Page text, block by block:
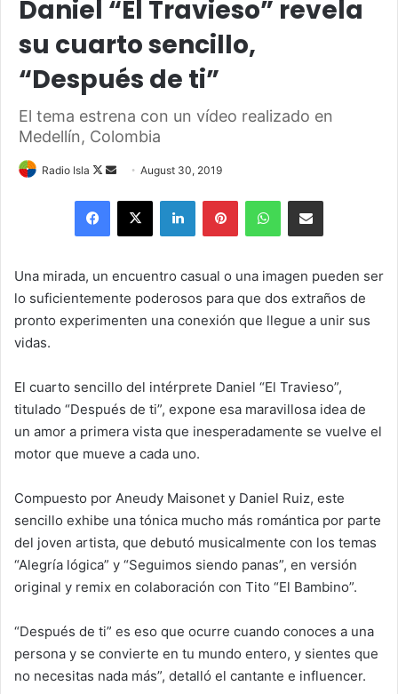
Daniel “El Travieso” revela
su cuarto sencillo,
“Después de ti”
El tema estrena con un vídeo realizado en
Medellín, Colombia
Radio Isla
Follow
Send
email
August 30, 2019
Facebook
X LinkedInPinterestWhatsAppShare via Email
Una mirada, un encuentro casual o una imagen pueden ser
lo suficientemente poderosos para que dos extraños de
pronto experimenten una conexión que llegue a unir sus
vidas.
El cuarto sencillo del intérprete Daniel “El Travieso”,
titulado “Después de ti”, expone esa maravillosa idea de
un amor a primera vista que inesperadamente se vuelve el
motor que mueve a cada uno.
Compuesto por Aneudy Maisonet y Daniel Ruiz, este
sencillo exhibe una tónica mucho más romántica por parte
del joven artista, que debutó musicalmente con los temas
“Alegría lógica” y “Seguimos siendo panas”, en versión
original y remix en colaboración con Tito “El Bambino”.
“Después de ti” es eso que ocurre cuando conoces a una
persona y se convierte en tu mundo entero, y sientes que
no necesitas nada más”, detalló el cantante e influencer.